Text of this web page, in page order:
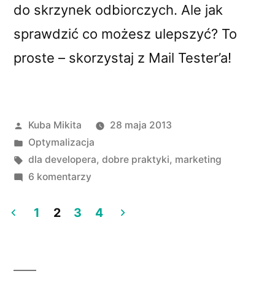
do skrzynek odbiorczych. Ale jak
sprawdzić co możesz ulepszyć? To
proste – skorzystaj z Mail Tester’a!
Opublikowane
przez
Kuba Mikita
28 maja 2013
Opublikowano
w
Optymalizacja
Tagi:
dla developera, dobre praktyki, marketing
6 komentarzydo
newsletter
wpisów
1 2 3 4